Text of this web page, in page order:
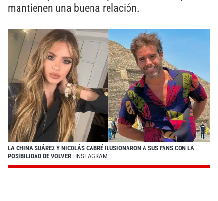
mantienen una buena relación.
LA CHINA SUÁREZ Y NICOLÁS CABRÉ ILUSIONARON A SUS FANS CON LA
POSIBILIDAD DE VOLVER | INSTAGRAM